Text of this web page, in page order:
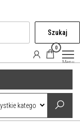
Szukaj
0
Menu